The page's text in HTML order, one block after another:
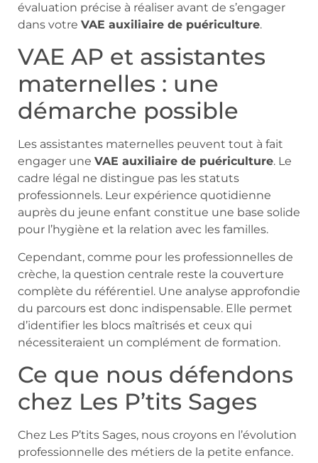
évaluation précise à réaliser avant de s’engager
dans votre VAE auxiliaire de puériculture.
VAE AP et assistantes
maternelles : une
démarche possible
Les assistantes maternelles peuvent tout à fait
engager une VAE auxiliaire de puériculture. Le
cadre légal ne distingue pas les statuts
professionnels. Leur expérience quotidienne
auprès du jeune enfant constitue une base solide
pour l’hygiène et la relation avec les familles.
Cependant, comme pour les professionnelles de
crèche, la question centrale reste la couverture
complète du référentiel. Une analyse approfondie
du parcours est donc indispensable. Elle permet
d’identifier les blocs maîtrisés et ceux qui
nécessiteraient un complément de formation.
Ce que nous défendons
chez Les P’tits Sages
Chez Les P’tits Sages, nous croyons en l’évolution
professionnelle des métiers de la petite enfance.